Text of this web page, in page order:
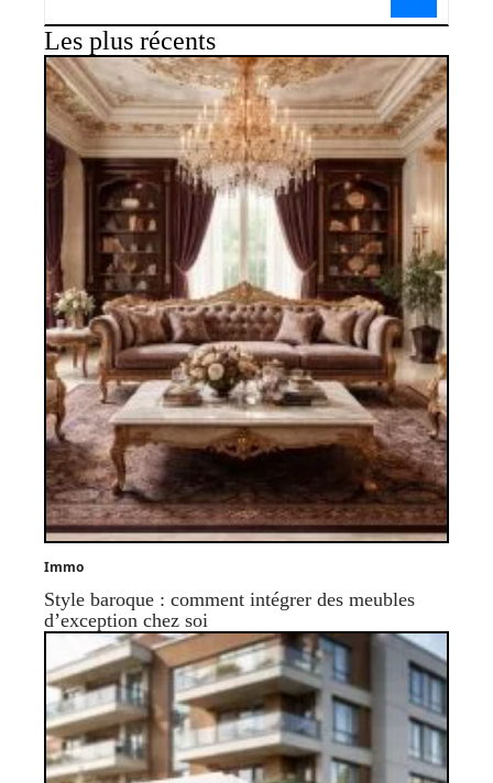
Les plus récents
Immo
Style baroque : comment intégrer des meubles
d’exception chez soi